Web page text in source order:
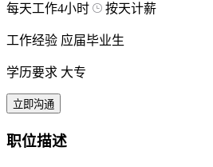
每天工作4小时 按天计薪
工作经验 应届毕业生
学历要求 大专
立即沟通
职位描述